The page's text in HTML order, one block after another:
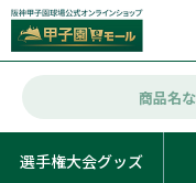
選手権大会グッズ